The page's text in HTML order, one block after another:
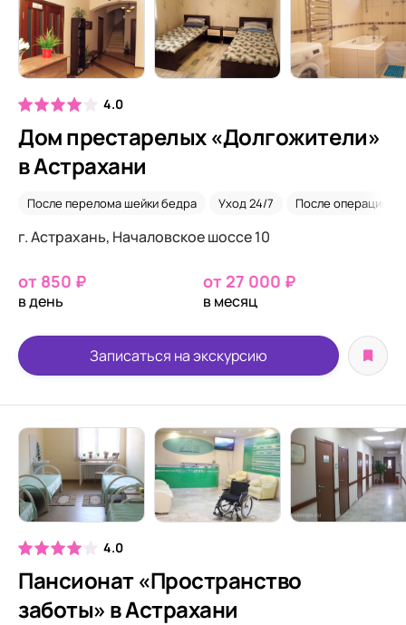
4.0
Дом престарелых «Долгожители»
в Астрахани
После перелома шейки бедра Уход 24/7 После операций
г. Астрахань, Началовское шоссе 10
от 850 ₽
в день
от 27 000 ₽
в месяц
Записаться на экскурсию
4.0
Пансионат «Пространство
заботы» в Астрахани